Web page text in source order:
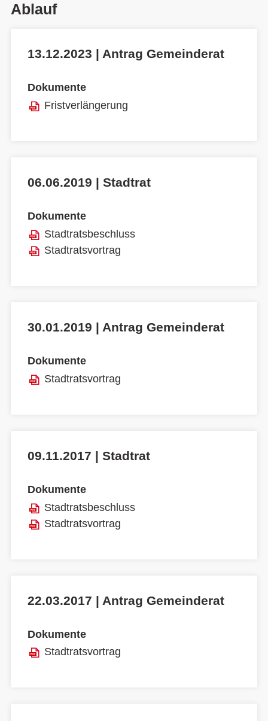
Ablauf
13.12.2023 | Antrag Gemeinderat
Dokumente
Fristverlängerung
06.06.2019 | Stadtrat
Dokumente
Stadtratsbeschluss
Stadtratsvortrag
30.01.2019 | Antrag Gemeinderat
Dokumente
Stadtratsvortrag
09.11.2017 | Stadtrat
Dokumente
Stadtratsbeschluss
Stadtratsvortrag
22.03.2017 | Antrag Gemeinderat
Dokumente
Stadtratsvortrag